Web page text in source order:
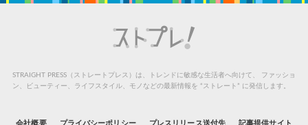
STRAIGHT PRESS（ストレートプレス）は、トレンドに敏感な生活者へ向けて、
ファッショ
ン、ビューティー、ライフスタイル、モノなどの最新情報を “ストレート” に発信します。
会社概要 プライバシーポリシー プレスリリース送付先 記事提供サイト